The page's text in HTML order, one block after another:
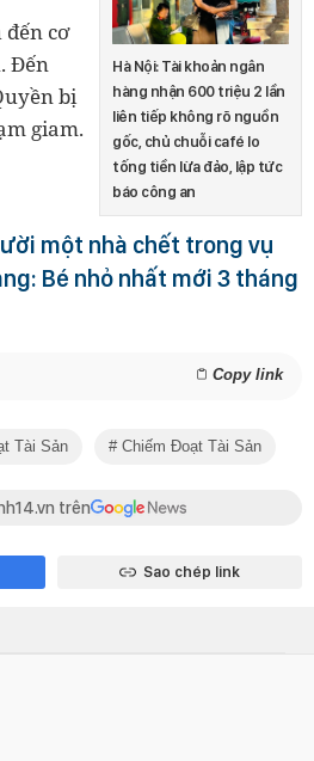
Hà Nội: Tài khoản ngân
hàng nhận 600 triệu 2 lần
liên tiếp không rõ nguồn
gốc, chủ chuỗi café lo
tống tiền lừa đảo, lập tức
báo công an
cơ
Đến
bị
giam.
một nhà chết trong vụ
Bé nhỏ nhất mới 3 tháng
Copy link
Tài Sản Chiếm Đoạt Tài Sản
trên
Sao chép link